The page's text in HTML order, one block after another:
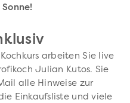
arbeiten Sie live
Julian Kutos. Sie
alle Hinweise zur
Einkaufsliste und viele